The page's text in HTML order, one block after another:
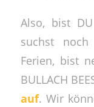
Also, bist
suchst
Ferien, bist
BULLACH
auf. Wir